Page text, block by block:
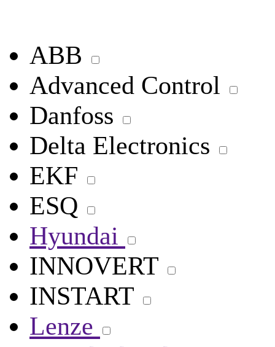
ABB
Advanced Control
Danfoss
Delta Electronics
EKF
ESQ
Hyundai
INNOVERT
INSTART
Lenze